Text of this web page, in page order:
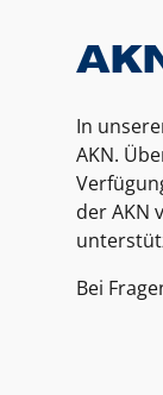
In
AKN.
der AKN
Bei